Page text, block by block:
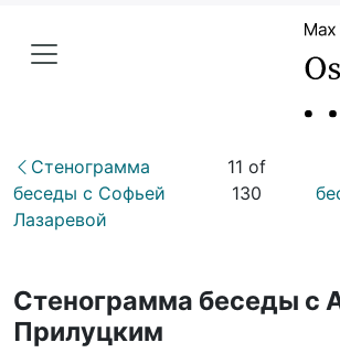
Стенограмма
беседы с Софьей
Лазаревой
11 of
130
Стенограмма беседы с
Прилуцким